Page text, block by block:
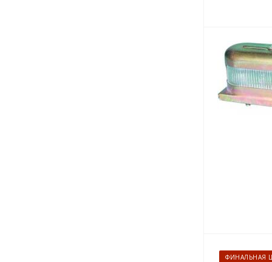
ФИНАЛЬНАЯ